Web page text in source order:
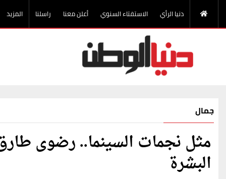
دنيا الرأي الاستفتاء السنوي أعلن معنا راسلنا المزيد
جمال
مثل نجمات السينما.. رضوى
البشرة